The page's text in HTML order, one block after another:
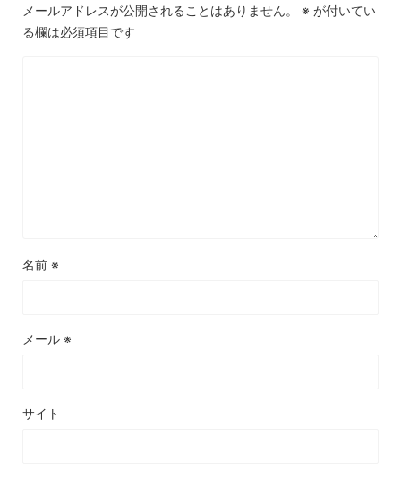
メールアドレスが公開されることはありません。 ※ が付いてい
る欄は必須項目です
名前 ※
メール ※
サイト